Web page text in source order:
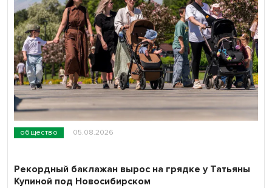
общество 05.08.2026
Рекордный баклажан вырос на грядке у Татьяны
Купиной под Новосибирском